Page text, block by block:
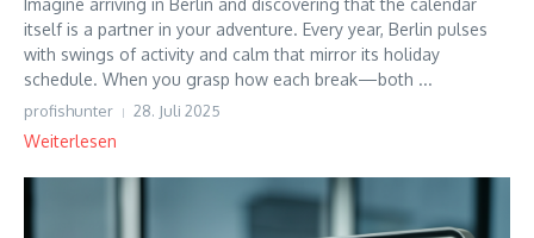
Imagine arriving in Berlin and discovering that the calendar
itself is a partner in your adventure. Every year, Berlin pulses
with swings of activity and calm that mirror its holiday
schedule. When you grasp how each break—both ...
profishunter 28. Juli 2025
Weiterlesen